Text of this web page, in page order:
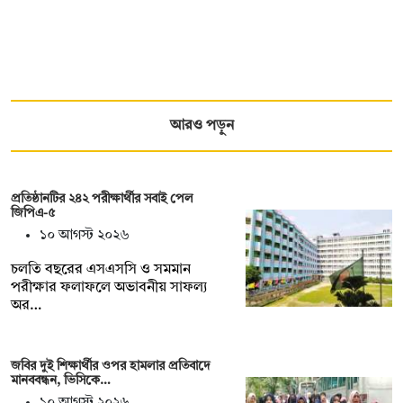
আরও পড়ুন
প্রতিষ্ঠানটির ২৪২ পরীক্ষার্থীর সবাই পেল
জিপিএ-৫
১০ আগস্ট ২০২৬
চলতি বছরের এসএসসি ও সমমান
পরীক্ষার ফলাফলে অভাবনীয় সাফল্য
অর…
জবির দুই শিক্ষার্থীর ওপর হামলার প্রতিবাদে
মানববন্ধন, ভিসিকে…